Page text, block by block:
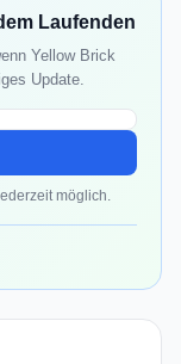
Laufenden
Yellow Brick
Update.
möglich.